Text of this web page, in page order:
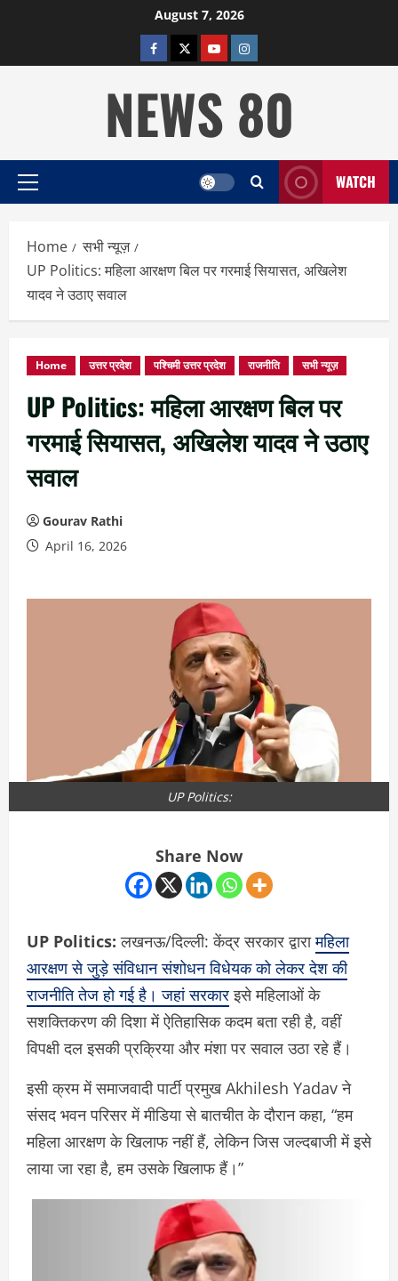
August 7, 2026
facebooktwitterYOUTUBE
instagram
NEWS 80
Primary
WATCH
Home
सभी न्यूज़
UP Politics: महिला आरक्षण बिल पर गरमाई सियासत, अखिलेश
यादव ने उठाए सवाल
Home उत्तर प्रदेश पश्चिमी उत्तर प्रदेश राजनीति सभी न्यूज़
UP Politics: महिला आरक्षण बिल पर
गरमाई सियासत, अखिलेश यादव ने उठाए
सवाल
Gourav Rathi
April 16, 2026
UP Politics:
Share Now
UP Politics: लखनऊ/दिल्ली: केंद्र सरकार द्वारामहिला
आरक्षण से जुड़े संविधान संशोधन विधेयक को लेकर देश की
राजनीति तेज हो गई है। जहां सरकारइसे महिलाओं के
सशक्तिकरण की दिशा में ऐतिहासिक कदम बता रही है, वहीं
विपक्षी दल इसकी प्रक्रिया और मंशा पर सवाल उठा रहे हैं।
इसी क्रम में समाजवादी पार्टी प्रमुखAkhilesh Yadavने
संसद भवन परिसर में मीडिया से बातचीत के दौरान कहा, “हम
महिला आरक्षण के खिलाफ नहीं हैं, लेकिन जिस जल्दबाजी में इसे
लाया जा रहा है, हम उसके खिलाफ हैं।”